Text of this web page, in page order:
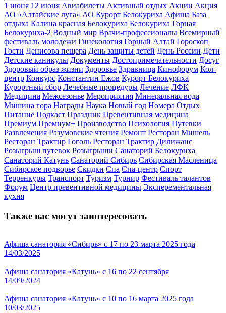
1 июня 12 июня Авиабилеты Активный отдых Акции Акция
АО «Алтайские луга» АО Курорт Белокуриха Афиша База
отдыха Калина красная Белокуриха Белокуриха Горная
Белокуриха-2 Водный мир Врачи-профессионалы Всемирный
фестиваль молодежи Гинекология Горный Алтай Гороскоп
Гости Денисова пещера День защиты детей День России Дети
Детские каникулы Документы Достопримечательности Досуг
Здоровый образ жизни Здоровье Здравница Кинофорум Кол-
центр Конкурс Константин Ежов Курорт Белокуриха
Курортный сбор Лечебные процедуры Лечение ЛФК
Медицина Межсезонье Мероприятия Минеральная вода
Мишина гора Награды Наука Новый год Номера Отдых
Питание Подкаст Праздник Превентивная медицина
Премиум Премиум+ Производство Психология Путевки
Развлечения Разумовские чтения Ремонт Ресторан Мишель
Ресторан Трактир Гоголь Ресторан Трактир Дилижанс
Розыгрыш путевок Розыгрыши Санаторий Белокуриха
Санаторий Катунь Санаторий Сибирь Сибирская Масленица
Сибирское подворье Скидки Спа Спа-центр Спорт
Терренкуры Транспорт Туризм Турнир Фестиваль талантов
Форум Центр превентивной медицины Эксперементальная
кухня
Также вас могут заинтересовать
Афиша санатория «Сибирь» с 17 по 23 марта 2025 года
14/03/2025
Афиша санатория «Катунь» с 16 по 22 сентября
14/09/2024
Афиша санатория «Катунь» с 10 по 16 марта 2025 года
10/03/2025